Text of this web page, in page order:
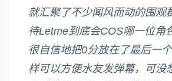
就汇聚了不少闻风而动的围观
待Letme到底会COS哪一位角
很自信地把0分放在了最后一
样可以方便水友发弹幕，可没